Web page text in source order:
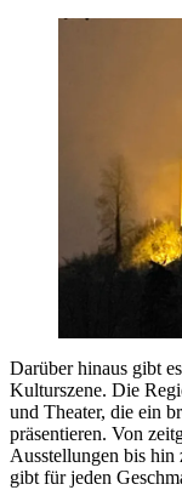
Darüber hinaus gibt
Kulturszene. Die
und Theater, die ein
präsentieren. Von
Ausstellungen bis hin
gibt für jeden